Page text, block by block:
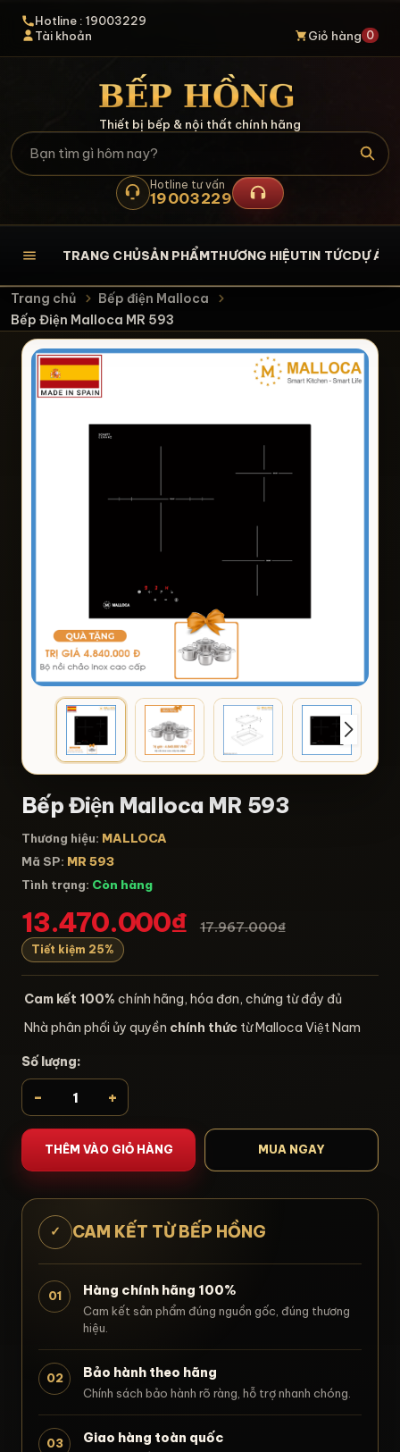
Hotline : 19003229
Tài khoản
Giỏ hàng 0
Thiết bị bếp & nội thất chính hãng
Hotline tư vấn
19003229
TRANG CHỦSẢN PHẨMTHƯƠNG HIỆUTIN TỨCDỰ ÁN
Trang chủ
Bếp điện Malloca
Bếp Điện Malloca MR 593
Bếp Điện Malloca MR 593
Thương hiệu: MALLOCA
Mã SP: MR 593
Tình trạng: Còn hàng
13.470.000₫ 17.967.000₫
Tiết kiệm 25%
Cam kết 100% chính hãng, hóa đơn, chứng từ đầy đủ
Nhà phân phối ủy quyền chính thức từ Malloca Việt Nam
Số lượng:
- +
THÊM VÀO GIỎ HÀNG MUA NGAY
✓ CAM KẾT TỪ BẾP HỒNG
01 Hàng chính hãng 100%
Cam kết sản phẩm đúng nguồn gốc, đúng thương
hiệu.
02 Bảo hành theo hãng
Chính sách bảo hành rõ ràng, hỗ trợ nhanh chóng.
03 Giao hàng toàn quốc